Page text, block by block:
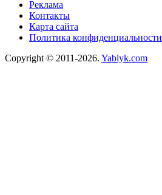
Реклама
Контакты
Карта сайта
Политика конфиденциальности
Copyright © 2011-2026. Yablyk.сom